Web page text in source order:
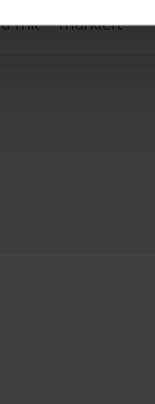
mit*markiert